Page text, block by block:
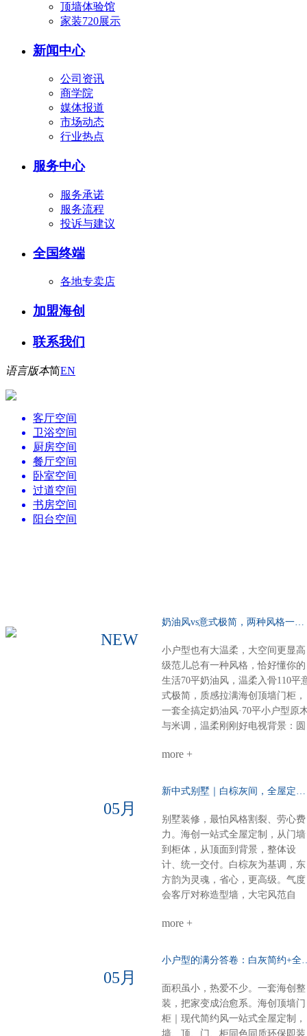
顶墙体验馆
家装720展示
新闻中心
公司资讯
商学院
媒体报道
市场动态
行业热点
服务中心
服务承诺
服务流程
投诉与建议
全国终端
各地专卖店
加盟海创
联系我们
语言版本简EN
客厅空间
卫浴空间
厨房空间
餐厅空间
卧室空间
过道空间
书房空间
阳台空间
NEW
小户型也有大温柔，大空间更显高
级范儿总有一种风格，恰好懂你的
生活70平奶油风，温柔入骨110平
式极简，质感拉满海创顶墙门柜，
一套全搞定奶油风·70平小户型原
与米调，温柔刚刚好电视背景：圆
虽小却全，定制柜配套温馨精致整
适感意式极简·110平大户型高级不
计，干净利落沙发背景：奢石点
缀，一眼高级餐厅定制柜：泰国进
口索纳彩系列，质感出众卧室：墙
柜一体化，统一又高级厨房阳台顶
部：博格铝蜂窝大板，内嵌磁吸轨
道与灯具，简约时尚一站式整装，
式高级海创顶墙门柜，全屋一体定
到底
more +
05月
别墅装修，最怕风格割裂、劳心费
力。海创一站式全屋定制，从门墙
到柜体，从顶面到背景，整体设
计、统一交付。白棕灰为基调，东
方韵为灵魂，省心，更高级。气度
会客厅对称造型墙，大宅风范自
而奢华。错层沙发背景，融入中式
意主卧山水画悠然入墙，顶墙一体
空间，亦成画境。雅韵茶室门墙柜
同色配套，线条简洁，材质统一。
煮茶待客，静谧有序，东方生活哲
学尽在其中。细节见匠心全屋顶部
more +
05月
面积虽小，热爱不少。一套海创整
装，把家变成治愈系。海创顶墙门
柜｜现代简约风一站式全屋定制，
墙、顶、门、柜同色同质环保即装